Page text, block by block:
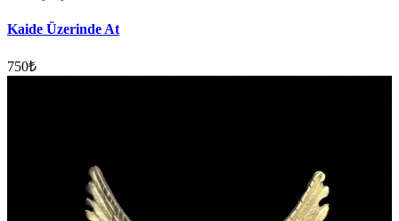
Kaide Üzerinde At
750₺